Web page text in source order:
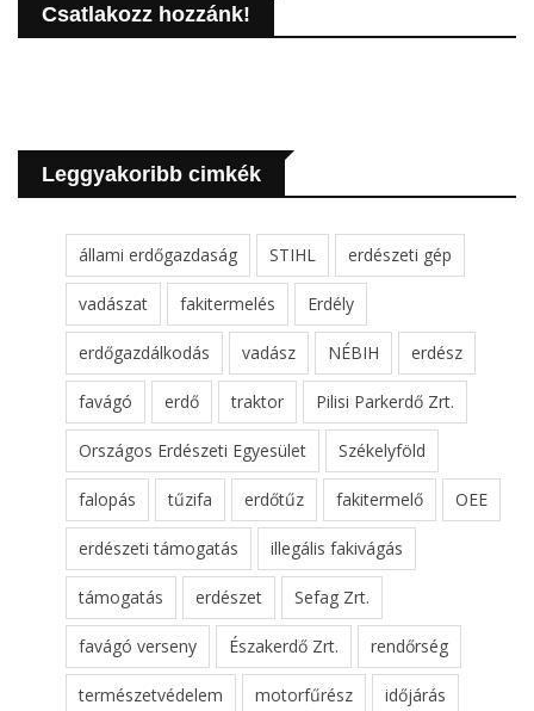
Csatlakozz hozzánk!
Leggyakoribb cimkék
állami erdőgazdaság STIHL erdészeti gép
vadászat fakitermelés Erdély
erdőgazdálkodás vadász NÉBIH erdész
favágó erdő traktor Pilisi Parkerdő Zrt.
Országos Erdészeti Egyesület Székelyföld
falopás tűzifa erdőtűz fakitermelő OEE
erdészeti támogatás illegális fakivágás
támogatás erdészet Sefag Zrt.
favágó verseny Északerdő Zrt. rendőrség
természetvédelem motorfűrész időjárás